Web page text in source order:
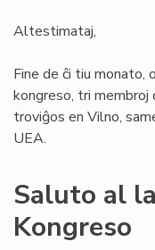
Altestimataj,
Fine de ĉi tiu monato,
kongreso, tri
troviĝos en Vilno,
UEA.
Saluto al
Kongreso